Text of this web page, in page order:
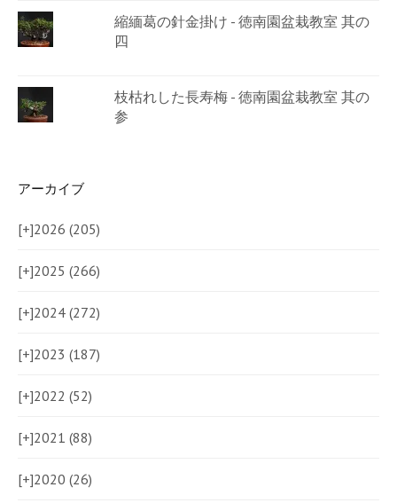
縮緬葛の針金掛け - 徳南園盆栽教室 其の
四
枝枯れした長寿梅 - 徳南園盆栽教室 其の
参
アーカイブ
[+]2026 (205)
[+]2025 (266)
[+]2024 (272)
[+]2023 (187)
[+]2022 (52)
[+]2021 (88)
[+]2020 (26)